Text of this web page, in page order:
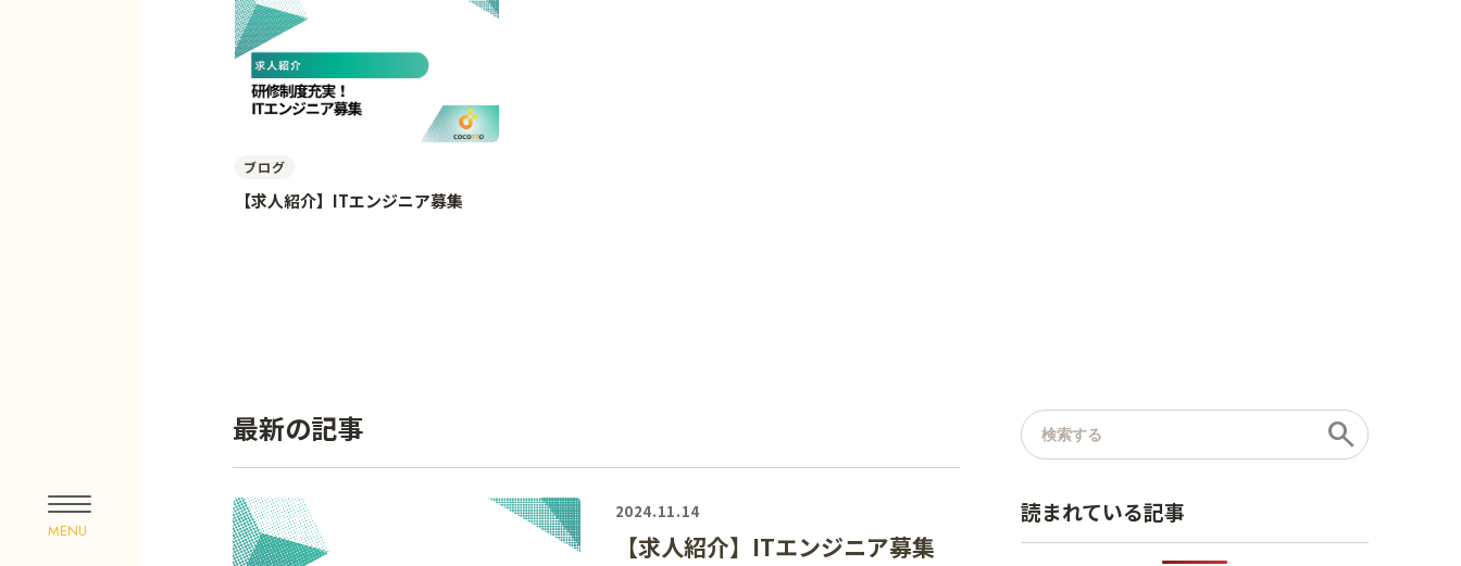
ブログ
【求人紹介】ITエンジニア募集
最新の記事
2024.11.14
【求人紹介】ITエンジニア募集
記事を検索 search
読まれている記事